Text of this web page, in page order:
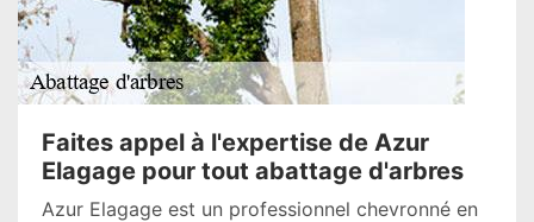
Faites appel à l'expertise de Azur
Elagage pour tout abattage d'arbres
Azur Elagage est un professionnel chevronné en